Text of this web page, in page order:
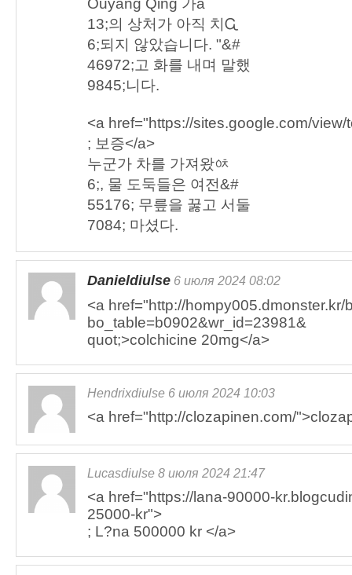
Ouyang Qing 가ȁ
13;의 상처가 아직 치Ꮹ
6;되지 않았습니다. "&#
46972;고 화를 내며 말했
9845;니다.
<a href="https://sites.google.com/
; 보증</a>
누군가 차를 가져왔ᅉ
6;, 물 도둑들은 여전&#
55176; 무릎을 꿇고 서둘
7084; 마셨다.
Danieldiulse 6 июля 2024 08:02
<a href="http://hompy005.dmonster.kr/
bo_table=b0902&wr_id=23981&
quot;>colchicine 20mg</a>
Hendrixdiulse 6 июля 2024 10:03
<a href="http://clozapinen.com/
Lucasdiulse 8 июля 2024 21:47
<a href="https://lana-90000-
25000-kr">
; L?na 500000 kr </a>